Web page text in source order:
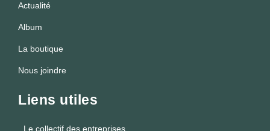
Actualité
Album
La boutique
Nous joindre
Liens utiles
Le collectif des entreprises